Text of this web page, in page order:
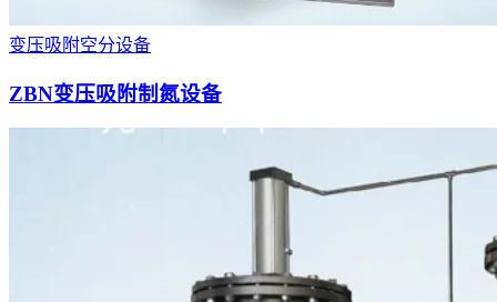
变压吸附空分设备
ZBN变压吸附制氮设备